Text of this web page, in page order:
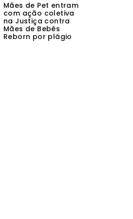
Mães de Pet entram
com ação coletiva
na Justiça contra
Mães de Bebês
Reborn por plágio